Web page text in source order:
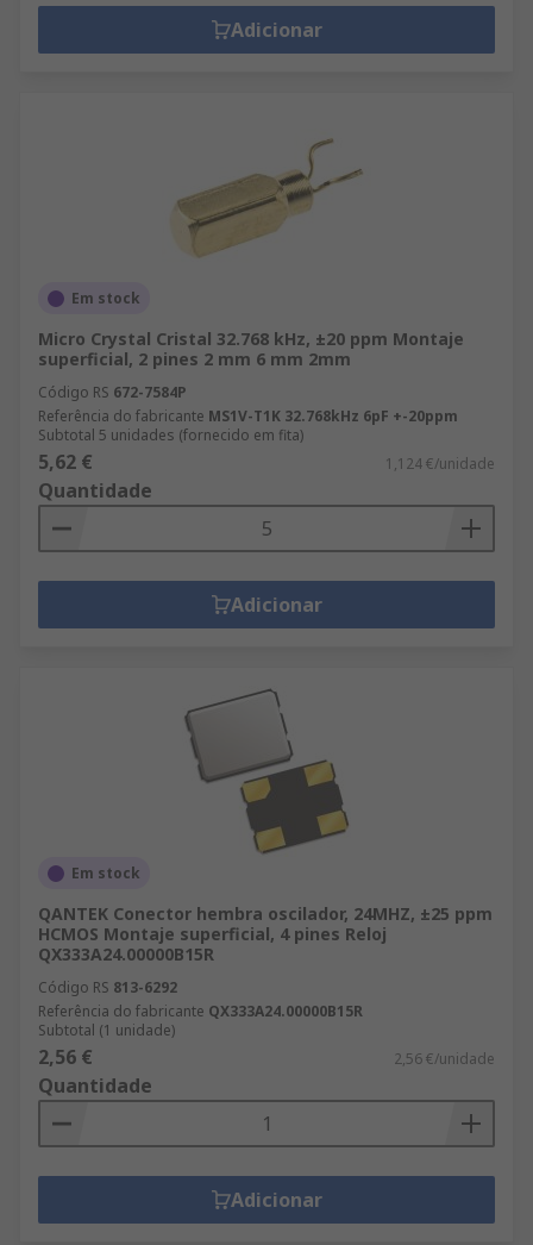
Adicionar
Em stock
Micro Crystal Cristal 32.768 kHz, ±20 ppm Montaje
superficial, 2 pines 2 mm 6 mm 2mm
Código RS 672-7584P
Referência do fabricante MS1V-T1K 32.768kHz 6pF +-20ppm
Subtotal 5 unidades (fornecido em fita)
5,62 € 1,124 €/unidade
Quantidade
Adicionar
Em stock
QANTEK Conector hembra oscilador, 24MHZ, ±25 ppm
HCMOS Montaje superficial, 4 pines Reloj
QX333A24.00000B15R
Código RS 813-6292
Referência do fabricante QX333A24.00000B15R
Subtotal (1 unidade)
2,56 € 2,56 €/unidade
Quantidade
Adicionar